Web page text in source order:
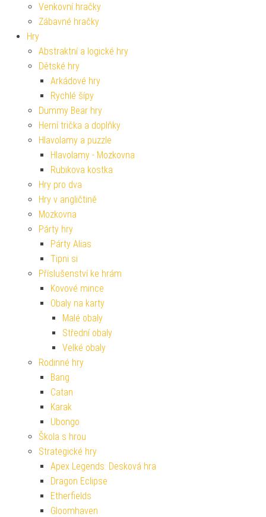
Venkovní hračky
Zábavné hračky
Hry
Abstraktní a logické hry
Dětské hry
Arkádové hry
Rychlé šípy
Dummy Bear hry
Herní trička a doplňky
Hlavolamy a puzzle
Hlavolamy - Mozkovna
Rubikova kostka
Hry pro dva
Hry v angličtině
Mozkovna
Párty hry
Párty Alias
Tipni si
Příslušenství ke hrám
Kovové mince
Obaly na karty
Malé obaly
Střední obaly
Velké obaly
Rodinné hry
Bang
Catan
Karak
Ubongo
Škola s hrou
Strategické hry
Apex Legends: Desková hra
Dragon Eclipse
Etherfields
Gloomhaven